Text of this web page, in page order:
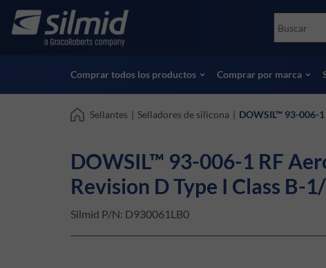
main
Accessories
Ensayos no destructivos (NDT)
Ver todos los productos
Socomore
Comprar todos los productos Comprar por marca
Sellantes | Selladores de silicona | DOWSIL™ 93-006-
DOWSIL™ 93-006-1 RF
Revision D Type I Class B-
Silmid P/N: D930061LB0